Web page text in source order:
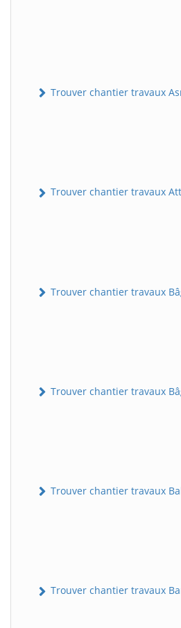
Trouver chantier travaux
Trouver chantier travaux
Trouver chantier travaux
Trouver chantier travaux
Trouver chantier travaux
Trouver chantier travaux